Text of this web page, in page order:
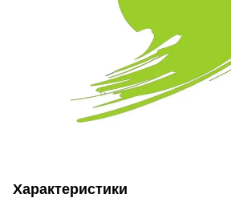
Характеристики